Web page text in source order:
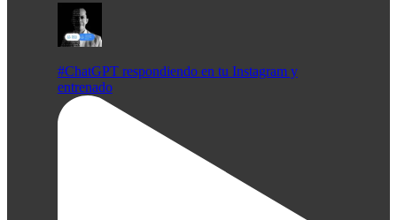
#ChatGPT respondiendo en tu Instagram y
entrenado